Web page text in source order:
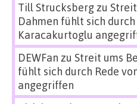
Till Strucksbergzu
Dahmen fühlt sich durch
Karacakurtoglu
DEWFan zu Streit ums
fühlt sich durch Rede
angegriffen